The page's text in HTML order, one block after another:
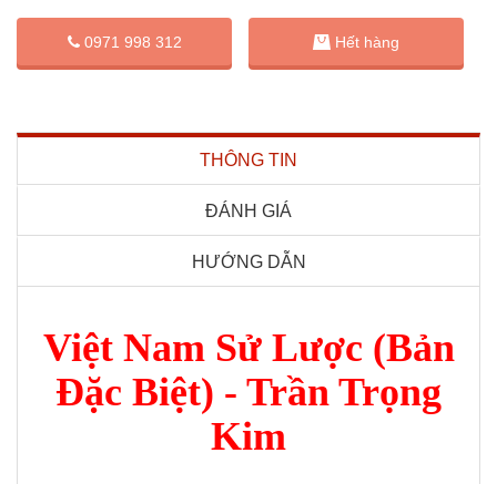
0971 998 312 Hết hàng
THÔNG TIN
ĐÁNH GIÁ
HƯỚNG DẪN
Việt Nam Sử Lược (Bản
Đặc Biệt) - Trần Trọng
Kim